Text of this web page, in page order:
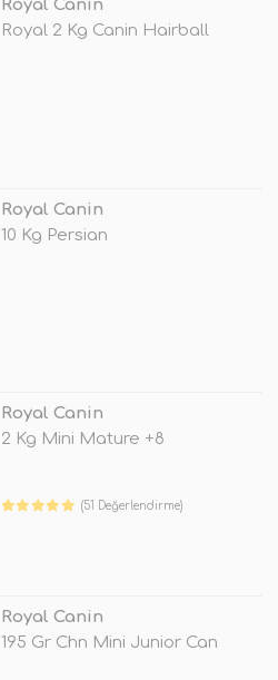
Royal Canin
Royal 2 Kg Canin Hairball
Royal Canin
10 Kg Persian
Royal Canin
2 Kg Mini Mature +8
(51 Değerlendirme)
Royal Canin
195 Gr Chn Mini Junior Can